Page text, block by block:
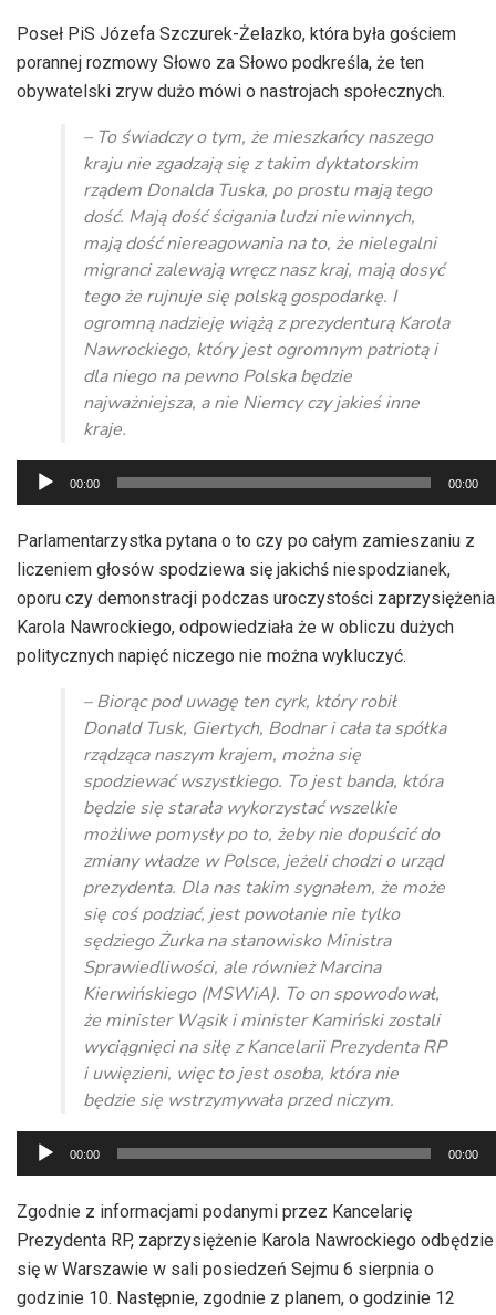
Poseł PiS Józefa Szczurek-Żelazko, która była gościem
porannej rozmowy Słowo za Słowo podkreśla, że ten
obywatelski zryw dużo mówi o nastrojach społecznych.
– To świadczy o tym, że mieszkańcy naszego
kraju nie zgadzają się z takim dyktatorskim
rządem Donalda Tuska, po prostu mają tego
dość. Mają dość ścigania ludzi niewinnych,
mają dość niereagowania na to, że nielegalni
migranci zalewają wręcz nasz kraj, mają dosyć
tego że rujnuje się polską gospodarkę. I
ogromną nadzieję wiążą z prezydenturą Karola
Nawrockiego, który jest ogromnym patriotą i
dla niego na pewno Polska będzie
najważniejsza, a nie Niemcy czy jakieś inne
kraje.
Odtwarzacz
plików
dźwiękowych
00:00 00:00
Parlamentarzystka pytana o to czy po całym zamieszaniu z
liczeniem głosów spodziewa się jakichś niespodzianek,
oporu czy demonstracji podczas uroczystości zaprzysiężenia
Karola Nawrockiego, odpowiedziała że w obliczu dużych
politycznych napięć niczego nie można wykluczyć.
– Biorąc pod uwagę ten cyrk, który robił
Donald Tusk, Giertych, Bodnar i cała ta spółka
rządząca naszym krajem, można się
spodziewać wszystkiego. To jest banda, która
będzie się starała wykorzystać wszelkie
możliwe pomysły po to, żeby nie dopuścić do
zmiany władze w Polsce, jeżeli chodzi o urząd
prezydenta. Dla nas takim sygnałem, że może
się coś podziać, jest powołanie nie tylko
sędziego Żurka na stanowisko Ministra
Sprawiedliwości, ale również Marcina
Kierwińskiego (MSWiA). To on spowodował,
że minister Wąsik i minister Kamiński zostali
wyciągnięci na siłę z Kancelarii Prezydenta RP
i uwięzieni, więc to jest osoba, która nie
będzie się wstrzymywała przed niczym.
Odtwarzacz
plików
dźwiękowych
00:00 00:00
Zgodnie z informacjami podanymi przez Kancelarię
Prezydenta RP, zaprzysiężenie Karola Nawrockiego odbędzie
się w Warszawie w sali posiedzeń Sejmu 6 sierpnia o
godzinie 10. Następnie, zgodnie z planem, o godzinie 12